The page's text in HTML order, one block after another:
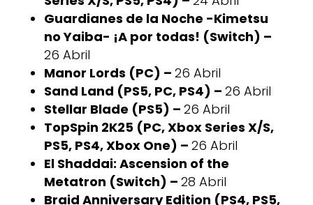
Guardianes de la Noche -Kimetsu
no Yaiba- ¡A por todas! (Switch) –
26 Abril
Manor Lords (PC) – 26 Abril
Sand Land (PS5, PC, PS4) – 26 Abril
Stellar Blade (PS5) – 26 Abril
TopSpin 2K25 (PC, Xbox Series X/S,
PS5, PS4, Xbox One) – 26 Abril
El Shaddai: Ascension of the
Metatron (Switch) – 28 Abril
Braid Anniversary Edition (PS4, PS5,